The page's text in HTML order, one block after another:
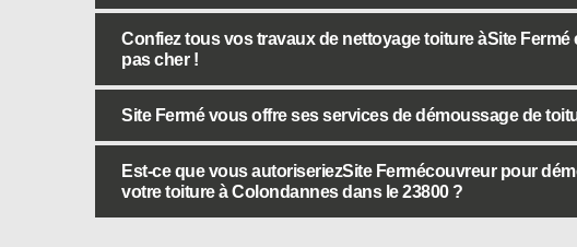
Confiez tous vos travaux de nettoyage toiture àSite
pas cher !
Site Fermé vous offre ses services de démoussage de
Est-ce que vous autoriseriezSite Fermécouvreur pour
votre toiture à Colondannes dans le 23800 ?